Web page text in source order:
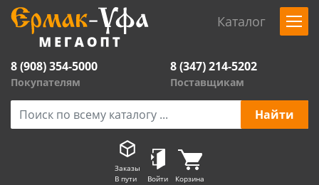
Каталог
8 (908) 354-5000
Покупателям
8 (347) 214-5202
Поставщикам
Заказы
В пути
Войти Корзина